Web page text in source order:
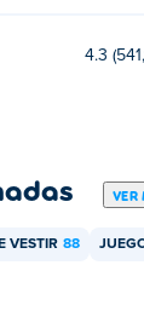
4.3
VER
VESTIR 88